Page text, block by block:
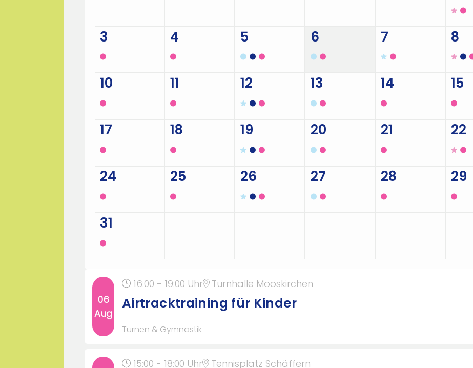
3 4 5 6 7 8
10 11 12 13 14 15
17 18 19 20 21 22
24 25 26 27 28 29
31
06
Aug
16:00 - 19:00 Uhr Turnhalle Mooskirchen
Airtracktraining für Kinder
Turnen & Gymnastik
15:00 - 18:00 Uhr Tennisplatz Schäffern